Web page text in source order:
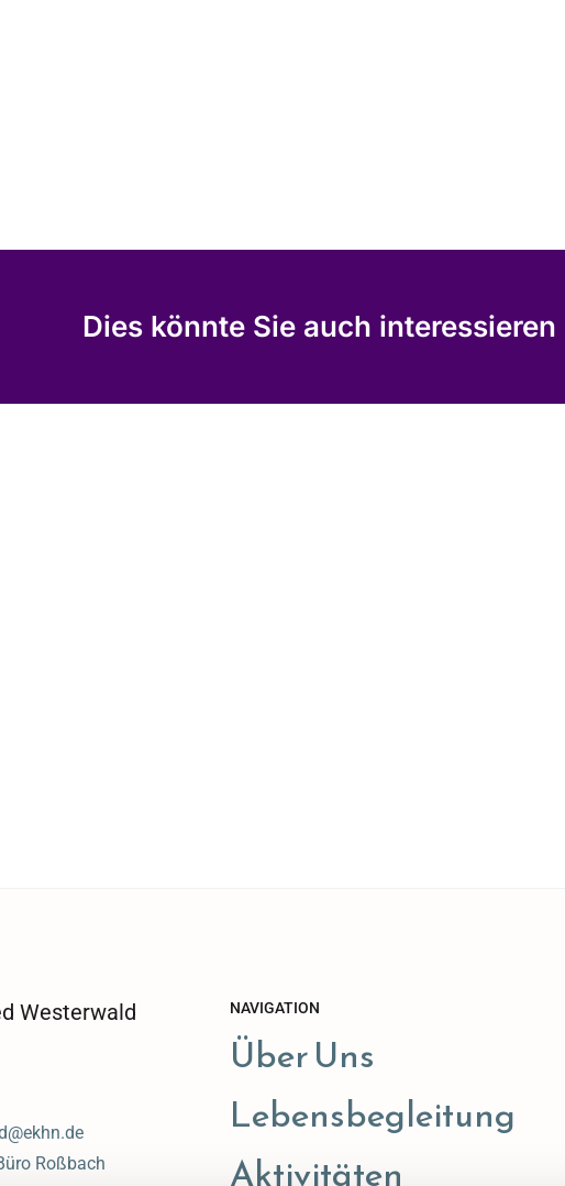
Dies könnte Sie auch interessieren
Westerwald
Roßbach
NAVIGATION
Über Uns
Lebensbegleitung
Aktivitäten